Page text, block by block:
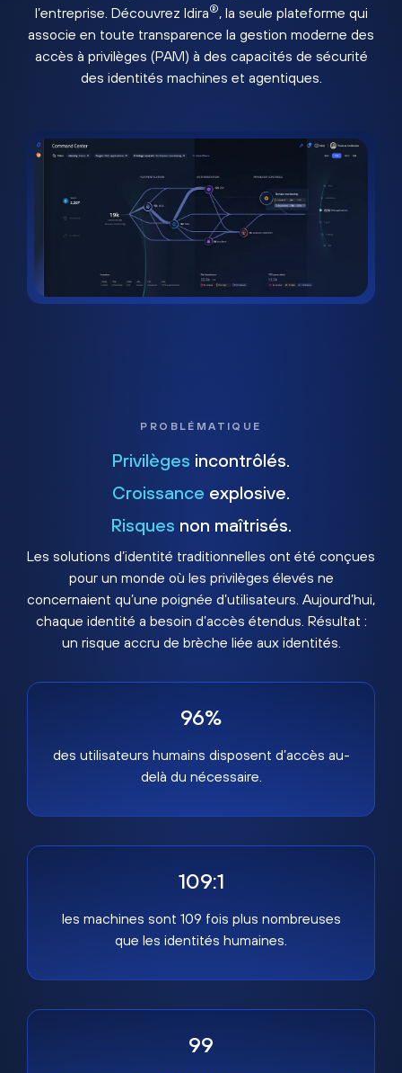
l’entreprise. Découvrez Idira®, la seule plateforme qui
associe en toute transparence la gestion moderne des
accès à privilèges (PAM) à des capacités de sécurité
des identités machines et agentiques.
PROBLÉMATIQUE
Privilèges incontrôlés.
Croissance explosive.
Risques non maîtrisés.
Les solutions d’identité traditionnelles ont été conçues
pour un monde où les privilèges élevés ne
concernaient qu’une poignée d’utilisateurs. Aujourd’hui,
chaque identité a besoin d’accès étendus. Résultat :
un risque accru de brèche liée aux identités.
96%
des utilisateurs humains disposent d’accès au-
delà du nécessaire.
109:1
les machines sont 109 fois plus nombreuses
que les identités humaines.
99